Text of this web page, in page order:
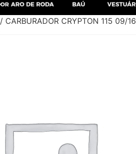
/ CARBURADOR CRYPTON 115 09/16